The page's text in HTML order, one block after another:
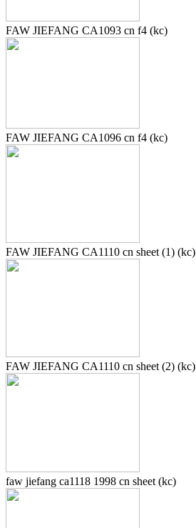
FAW JIEFANG CA1093 cn f4 (kc)
FAW JIEFANG CA1096 cn f4 (kc)
FAW JIEFANG CA1110 cn sheet (1) (kc)
FAW JIEFANG CA1110 cn sheet (2) (kc)
faw jiefang ca1118 1998 cn sheet (kc)